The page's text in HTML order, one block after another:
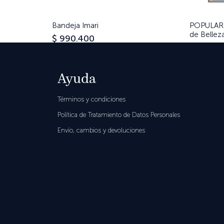
Vista rápida
Bandeja Imari
Precio
$ 990.400
Agregar al carrito
de
Volver a la colección >
Ayuda
Términos y condiciones
Política de Tratamiento de Datos Personales
Envío, cambios y devoluciones